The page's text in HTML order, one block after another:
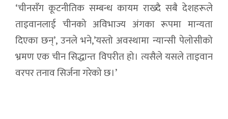
‘चीनसँग कूटनीतिक सम्बन्ध कायम राख्दै सबै देशहरूले
ताइवानलाई चीनको अविभाज्य अंगका रूपमा मान्यता
दिएका छन्’, उनले भने,’यस्तो अवस्थामा न्यान्सी पेलोसीको
भ्रमण एक चीन सिद्धान्त विपरीत हो। त्यसैले यसले ताइवान
वरपर तनाव सिर्जना गरेको छ।’